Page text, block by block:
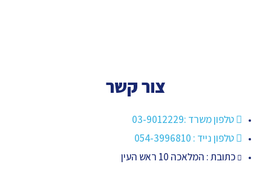
צור קשר
טלפון משרד :03-9012229
טלפון נייד : 054-3996810
כתובת : המלאכה 10 ראש העין